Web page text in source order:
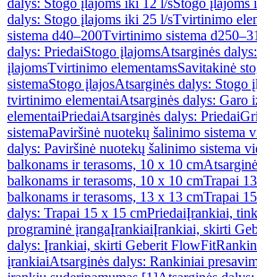
dalys: Stogo įlajoms iki 12 l/sStogo įlajoms
dalys: Stogo įlajoms iki 25 l/sTvirtinimo
sistema d40–200Tvirtinimo sistema
dalys: PriedaiStogo įlajomsAtsarginės
įlajomsTvirtinimo elementamsSavitakinė
sistemaStogo įlajosAtsarginės dalys: Stogo
tvirtinimo elementaiAtsarginės dalys: Garo
elementaiPriedaiAtsarginės dalys: Priedai
sistemaPaviršinė nuotekų šalinimo sistema
dalys: Paviršinė nuotekų šalinimo sistema
balkonams ir terasoms, 10 x 10 cm
balkonams ir terasoms, 10 x 10 cmTrapai
balkonams ir terasoms, 13 x 13 cmTrapai
dalys: Trapai 15 x 15 cmPriedaiĮrankiai,
programinė įrangaĮrankiaiĮrankiai, skirti
dalys: Įrankiai, skirti Geberit FlowFit
įrankiaiAtsarginės dalys: Rankiniai